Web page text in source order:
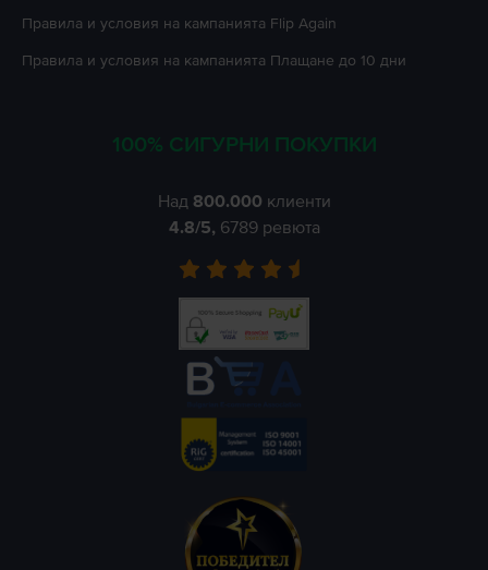
Правила и условия на кампанията Flip Again
Правила и условия на кампанията Плащане до 10 дни
100% СИГУРНИ ПОКУПКИ
Над 800.000 клиенти
4.8/5, 6789 ревюта